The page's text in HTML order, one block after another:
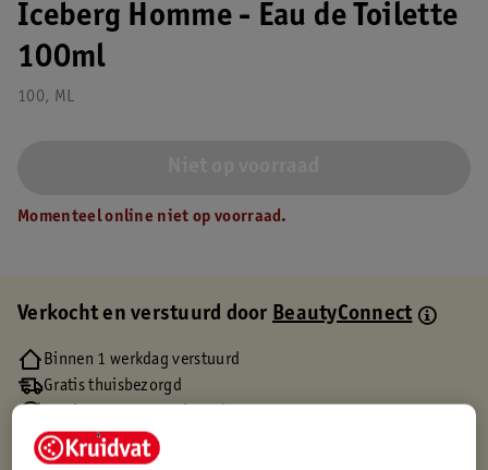
Iceberg Homme - Eau de Toilette
100ml
100, ML
Momenteel online niet op voorraad.
Verkocht en verstuurd doorBeautyConnect
Binnen 1 werkdag verstuurd
Gratis thuisbezorgd
Gratis punten met je Kruidvat kaart